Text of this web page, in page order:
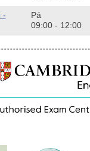
-
Pá
09:00 - 12:00